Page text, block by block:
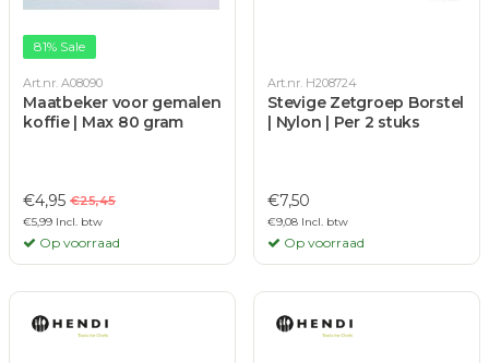
81% Sale
Art.nr. A08090
Maatbeker voor gemalen
koffie | Max 80 gram
€4,95 €25,45
€5,99 Incl. btw
Op voorraad
Art.nr. H208724
Stevige Zetgroep Borstel
| Nylon | Per 2 stuks
€7,50
€9,08 Incl. btw
Op voorraad